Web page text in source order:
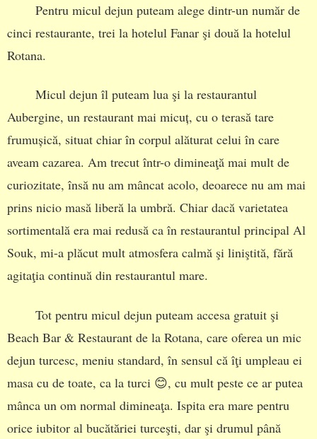
Pentru micul dejun puteam alege dintr-un număr de
cinci restaurante, trei la hotelul Fanar şi două la hotelul
Rotana.
Micul dejun îl puteam lua şi la restaurantul
Aubergine, un restaurant mai micuț, cu o terasă tare
frumușică, situat chiar în corpul alăturat celui în care
aveam cazarea. Am trecut într-o dimineaţă mai mult de
curiozitate, însă nu am mâncat acolo, deoarece nu am mai
prins nicio masă liberă la umbră. Chiar dacă varietatea
sortimentală era mai redusă ca în restaurantul principal Al
Souk, mi-a plăcut mult atmosfera calmă şi liniştită, fără
agitaţia continuă din restaurantul mare.
Tot pentru micul dejun puteam accesa gratuit şi
Beach Bar & Restaurant de la Rotana, care oferea un mic
dejun turcesc, meniu standard, în sensul că îţi umpleau ei
masa cu de toate, ca la turci 😊, cu mult peste ce ar putea
mânca un om normal dimineaţa. Ispita era mare pentru
orice iubitor al bucătăriei turceşti, dar şi drumul până